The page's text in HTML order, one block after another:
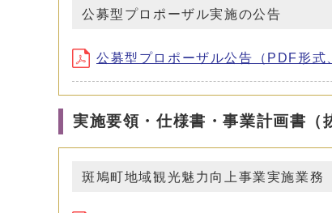
公募型プロポーザル実施の公告
公募型プロポーザル公告（PDF形式
実施要領・仕様書・事業計画書（
斑鳩町地域観光魅力向上事業実施業